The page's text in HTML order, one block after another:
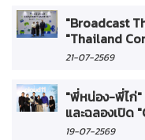
"Broadcast
"Thailand
21-07-2569
"พี่หน่อง-พี่ไก่"
และฉลองเปิด
19-07-2569